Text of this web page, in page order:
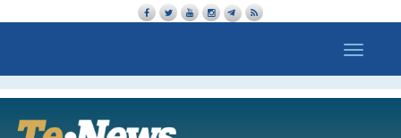
Toggle
navigation